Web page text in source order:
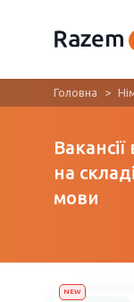
Головна
на
мови
NEW